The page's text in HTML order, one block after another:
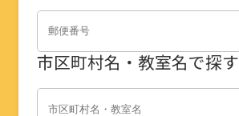
市区町村名・教室名で探す